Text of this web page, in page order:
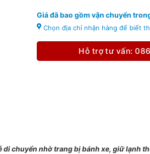
Giá đã bao gồm vận chuyển
Chọn địa chỉ nhận hàng để biết
Hỗ trợ tư vấn:
di chuyển nhờ trang bị bánh xe, giữ lạnh